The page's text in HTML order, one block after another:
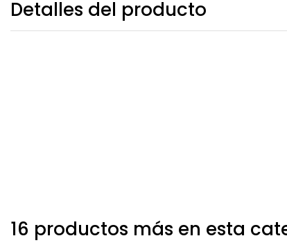
Detalles del producto
16 productos más en esta